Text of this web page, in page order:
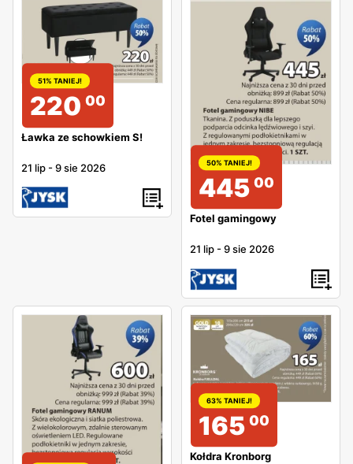
51% TANIEJ!
220 00
Ławka ze schowkiem S!
21 lip -9 sie 2026 50% TANIEJ!
445 00
Fotel gamingowy
21 lip -9 sie 2026
63% TANIEJ!
165 00
Kołdra Kronborg